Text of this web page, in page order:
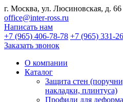
г. Москва, ул. Люсиновская, д. 66
office@inter-ross.ru
Написать нам
+7 (965) 406-78-78 +7 (965) 331-
Заказать звонок
О компании
Каталог
Защита стен
накладки, плинтуса)
Профили для